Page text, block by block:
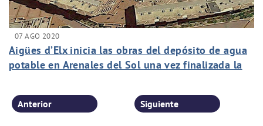
07 AGO 2020
Aigües d’Elx inicia las obras del depósito de agua
potable en Arenales del Sol una vez finalizada la
Anterior Siguiente